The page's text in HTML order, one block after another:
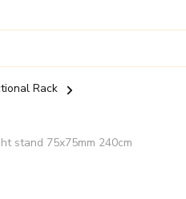
Rack
stand 75x75mm 240cm